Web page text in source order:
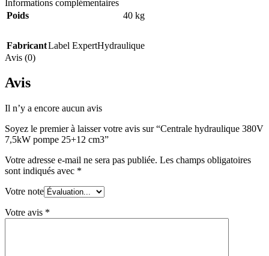
Informations complémentaires
Poids
40 kg
FabricantLabel ExpertHydraulique
Avis (0)
Avis
Il n’y a encore aucun avis
Soyez le premier à laisser votre avis sur “Centrale hydraulique 380V
7,5kW pompe 25+12 cm3”
Votre adresse e-mail ne sera pas publiée. Les champs obligatoires
sont indiqués avec *
Votre note
Votre avis *